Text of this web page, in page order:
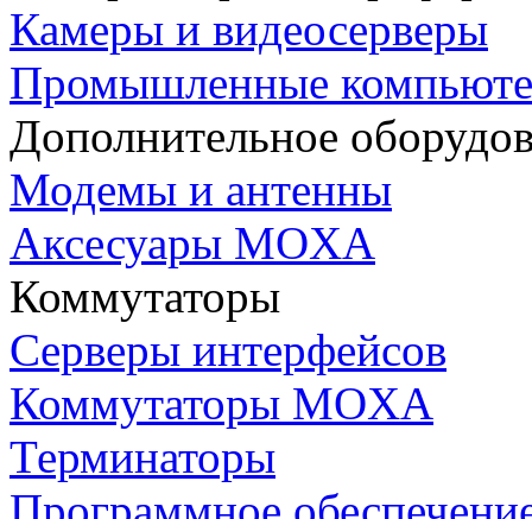
Камеры и видеосерверы
Промышленные
Дополнительное
Модемы и антенны
Аксесуары MOXA
Коммутаторы
Серверы интерфейсов
Коммутаторы MOXA
Терминаторы